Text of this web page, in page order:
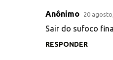
Anônimo 20
Sair do sufoco
RESPONDER